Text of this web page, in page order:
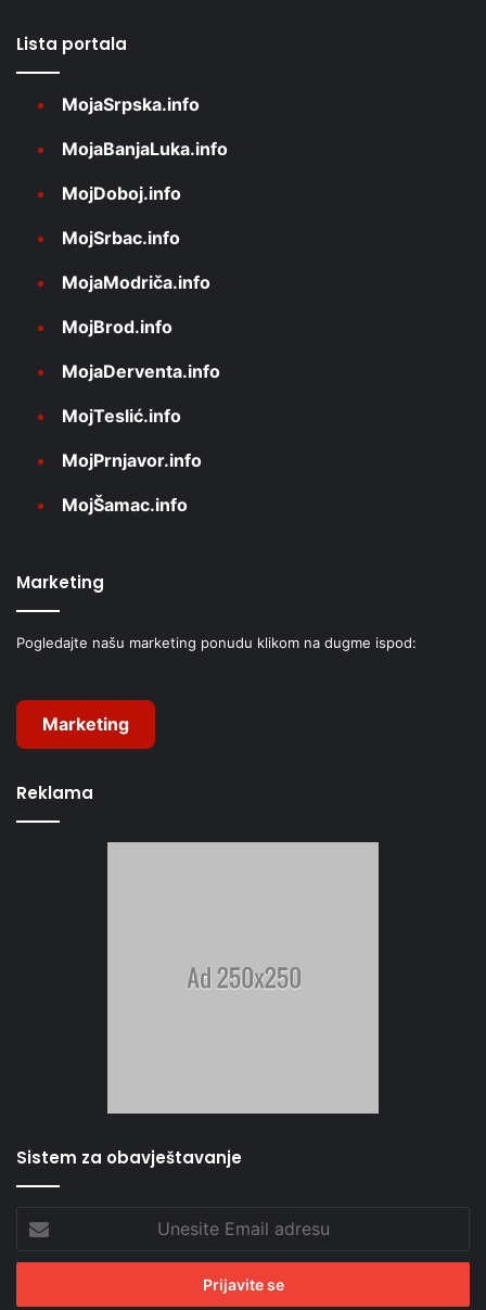
Lista portala
MojaSrpska.info
MojaBanjaLuka.info
MojDoboj.info
MojSrbac.info
MojaModriča.info
MojBrod.info
MojaDerventa.info
MojTeslić.info
MojPrnjavor.info
MojŠamac.info
Marketing
Pogledajte našu marketing ponudu klikom na dugme ispod:
Marketing
Reklama
Sistem za obavještavanje
Email
adresu